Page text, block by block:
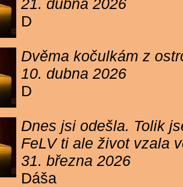
21. dubna 2026
D
Dvěma kočulkám z
10. dubna 2026
D
Dnes jsi odešla. Tolik
FeLV ti ale život vzala
31. března 2026
Dáša